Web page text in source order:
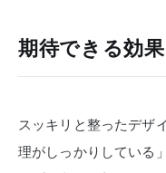
期待できる効果
スッキリと整ったデザ
理がしっかりしている